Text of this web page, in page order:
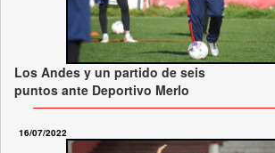
Los Andes y un partido de seis
puntos ante Deportivo Merlo
16/07/2022